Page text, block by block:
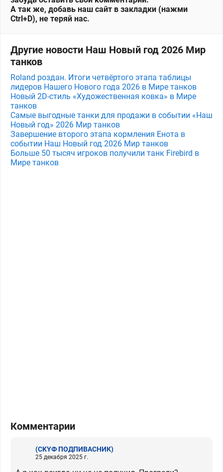
А так же, добавь наш сайт в закладки (нажми
Ctrl+D), не теряй нас.
Другие новости Наш Новый год 2026 Мир
танков
Roland роздан. Итоги четвёртого этапа таблицы
лидеров Нашего Нового года 2026 в Мире танков
Новый 2D-стиль «Художественная ковка» в Мире
танков
Самые выгодные танки для продажи в событии «Наш
Новый год» 2026 Мир танков
Завершение второго этапа кормления Енота в
событии Наш Новый год 2026 Мир танков
Больше 50 тысяч игроков получили танк Firebird в
Мире танков
Комментарии
(CKYФ ПОДПИВАСНИК)
25 декабря 2025 г.